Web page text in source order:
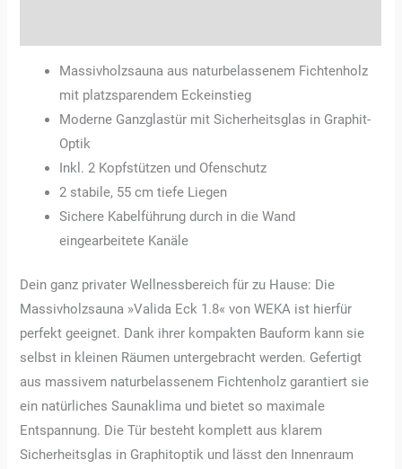
Massivholzsauna aus naturbelassenem Fichtenholz
mit platzsparendem Eckeinstieg
Moderne Ganzglastür mit Sicherheitsglas in Graphit-
Optik
Inkl. 2 Kopfstützen und Ofenschutz
2 stabile, 55 cm tiefe Liegen
Sichere Kabelführung durch in die Wand
eingearbeitete Kanäle
Dein ganz privater Wellnessbereich für zu Hause: Die
Massivholzsauna »Valida Eck 1.8« von WEKA ist hierfür
perfekt geeignet. Dank ihrer kompakten Bauform kann sie
selbst in kleinen Räumen untergebracht werden. Gefertigt
aus massivem naturbelassenem Fichtenholz garantiert sie
ein natürliches Saunaklima und bietet so maximale
Entspannung. Die Tür besteht komplett aus klarem
Sicherheitsglas in Graphitoptik und lässt den Innenraum